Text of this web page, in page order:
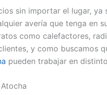
sin importar el lugar,
avería que tenga en
como calefactores,
y como buscamos
pueden trabajar en